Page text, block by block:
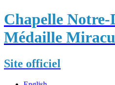
Chapelle Notre-
Médaille
Site officiel